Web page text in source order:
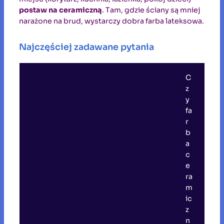
postaw na ceramiczną. Tam, gdzie ściany są mniej
narażone na brud, wystarczy dobra farba lateksowa.
Najczęściej zadawane pytania
C
z
y
fa
r
b
a
c
e
ra
m
ic
z
n